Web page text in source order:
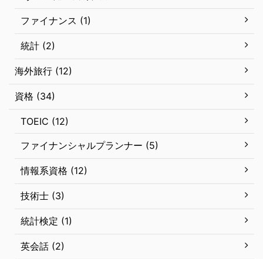
ファイナンス (1)
統計 (2)
海外旅行 (12)
資格 (34)
TOEIC (12)
ファイナンシャルプランナー (5)
情報系資格 (12)
技術士 (3)
統計検定 (1)
英会話 (2)